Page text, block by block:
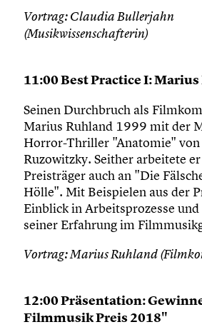
Vortrag: Claudia Bullerjahn
(Musikwissenschafterin)
11:00 Best Practice I:
Seinen Durchbruch als
Marius Ruhland 1999 mit der
Horror-Thriller "Anatomie" von
Ruzowitzky. Seither arbeitete
Preisträger auch an "Die
Hölle". Mit Beispielen aus der
Einblick in Arbeitsprozesse
seiner Erfahrung im
Vortrag: Marius Ruhland
12:00 Präsentation:
Filmmusik Preis 2018"